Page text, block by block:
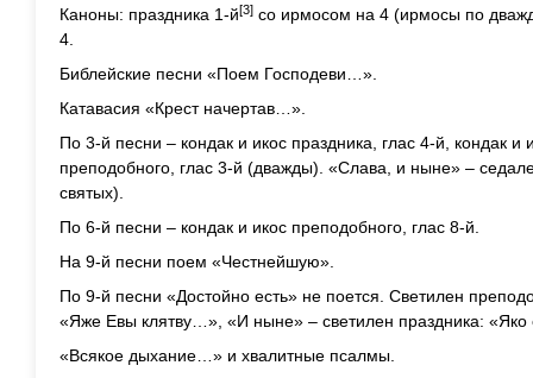
Каноны: праздника 1-й[3] со ирмосом на 4 (ирмосы по
4.
Библейские песни «Поем Господеви…».
Катавасия «Крест начертав…».
По 3-й песни – кондак и икос праздника, глас 4-й, кондак и
преподобного, глас 3-й (дважды). «Слава, и ныне» –
святых).
По 6-й песни – кондак и икос преподобного, глас 8-й.
На 9-й песни поем «Честнейшую».
По 9-й песни «Достойно есть» не поется. Светилен
«Яже Евы клятву…», «И ныне» – светилен праздника:
«Всякое дыхание…» и хвалитные псалмы.